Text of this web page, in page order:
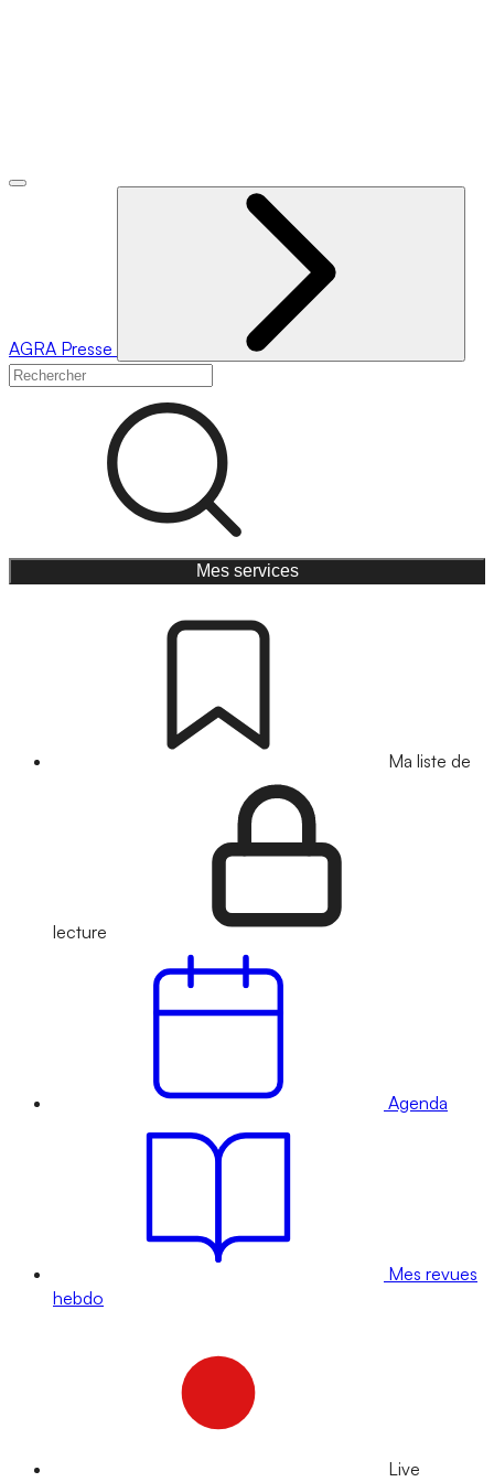
AGRA Presse
Mes services
Ma liste de
lecture
Agenda
Mes revues
hebdo
Live